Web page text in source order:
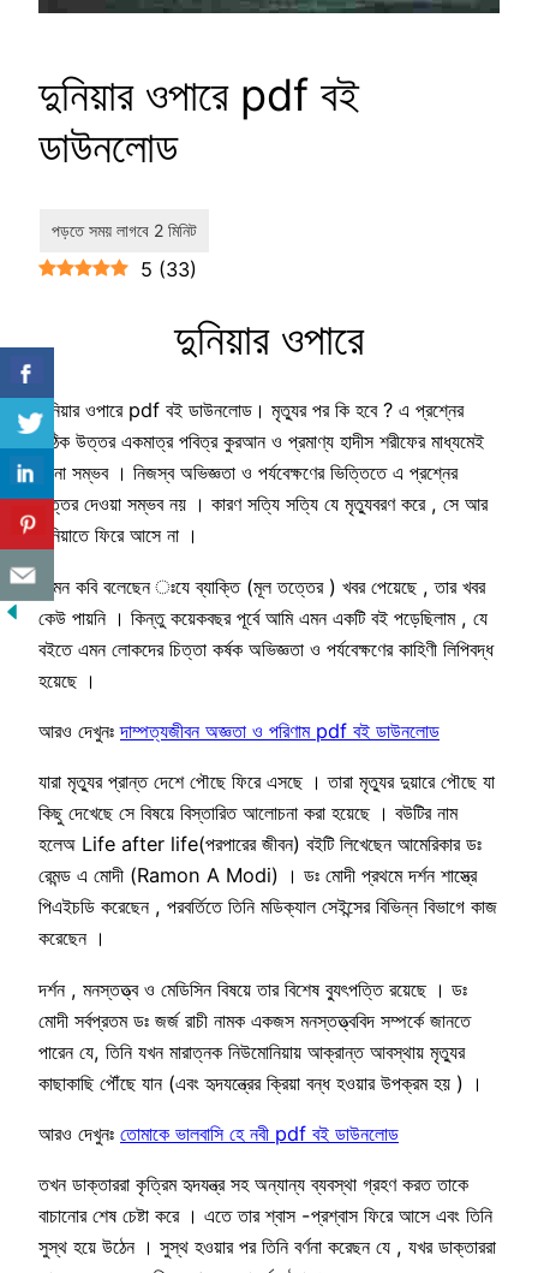
দুনিয়ার ওপারে pdf বই
ডাউনলোড
5 (33)
দুনিয়ার ওপারে
দুনিয়ার ওপারে pdf বই ডাউনলোড। মৃত্যুর পর কি হবে ? এ প্রশ্নের
সঠিক উত্তর একমাত্র পবিত্র কুরআন ও প্রমাণ্য হাদীস শরীফের মাধ্যমেই
জানা সম্ভব । নিজস্ব অভিজ্ঞতা ও পর্যবেক্ষণের ভিত্তিতে এ প্রশ্নের
উত্তর দেওয়া সম্ভব নয় । কারণ সত্যি সত্যি যে মৃত্যুবরণ করে , সে আর
দুনিয়াতে ফিরে আসে না ।
যেমন কবি বলেছেন ঃযে ব্যাক্তি (মূল তত্তের ) খবর পেয়েছে , তার খবর
কেউ পায়নি । কিন্তু কয়েকবছর পূর্বে আমি এমন একটি বই পড়েছিলাম , যে
বইতে এমন লোকদের চিত্তা কর্ষক অভিজ্ঞতা ও পর্যবেক্ষণের কাহিণী লিপিবদ্ধ
হয়েছে ।
আরও দেখুনঃদাম্পত্যজীবন অজ্ঞতা ও পরিণাম pdf বই ডাউনলোড
যারা মৃত্যুর প্রান্ত দেশে পৌছে ফিরে এসছে । তারা মৃত্যুর দুয়ারে পৌছে যা
কিছু দেখেছে সে বিষয়ে বিস্তারিত আলোচনা করা হয়েছে । বউটির নাম
হলেঅ Life after life(পরপারের জীবন) বইটি লিখেছেন আমেরিকার ডঃ
রেমন্ড এ মোদী (Ramon A Modi) । ডঃ মোদী প্রথমে দর্শন শাস্ত্রে
পিএইচডি করেছেন , পরবর্তিতে তিনি মডিক্যাল সেইন্সের বিভিন্ন বিভাগে কাজ
করেছেন ।
দর্শন , মনস্তত্ত্ব ও মেডিসিন বিষয়ে তার বিশেষ ব্যুৎপত্তি রয়েছে । ডঃ
মোদী সর্বপ্রতম ডঃ জর্জ রাচী নামক একজস মনস্তত্ত্ববিদ সম্পর্কে জানতে
পারেন যে, তিনি যখন মারাত্নক নিউমোনিয়ায় আক্রান্ত আবস্থায় মৃত্যুর
কাছাকাছি পৌঁছে যান (এবং হৃদযন্ত্রের ক্রিয়া বন্ধ হওয়ার উপক্রম হয় ) ।
আরও দেখুনঃ তোমাকে ভালবাসি হে নবী pdf বই ডাউনলোড
তখন ডাক্তাররা কৃত্রিম হৃদযন্ত্র সহ অন্যান্য ব্যবস্থা গ্রহণ করত তাকে
বাচানোর শেষ চেষ্টা করে । এতে তার শ্বাস -প্রশ্বাস ফিরে আসে এবং তিনি
সুস্থ হয়ে উঠেন । সুস্থ হওয়ার পর তিনি বর্ণনা করেছন যে , যখর ডাক্তাররা